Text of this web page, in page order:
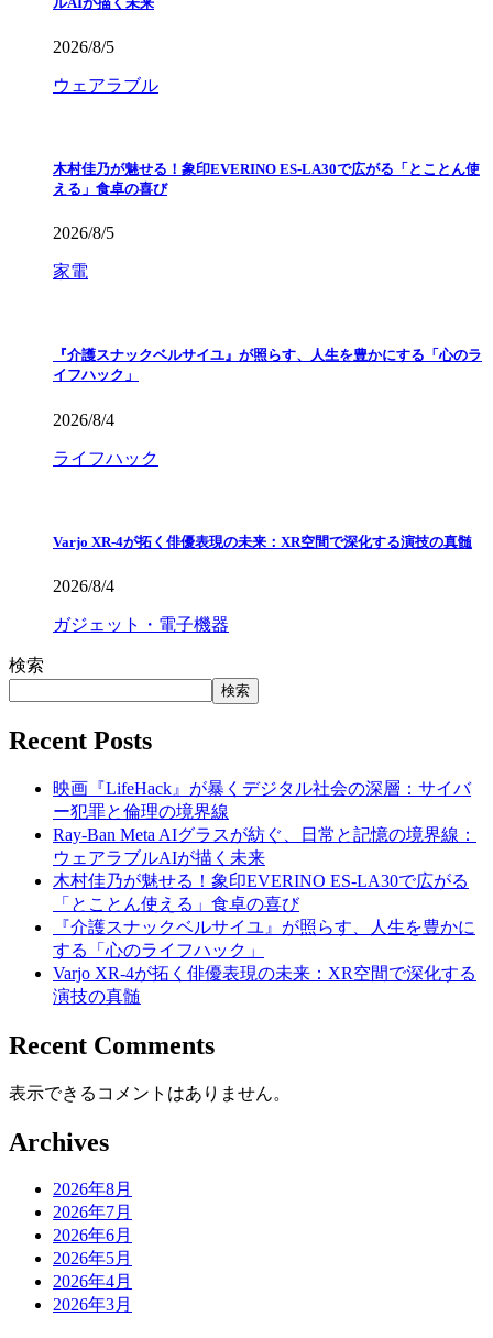
2026/8/5
ウェアラブル
木村佳乃が魅せる！象印EVERINO ES-LA30で広がる「とことん使
える」食卓の喜び
2026/8/5
家電
『介護スナックベルサイユ』が照らす、人生を豊かにする「心のラ
イフハック」
2026/8/4
ライフハック
Varjo XR-4が拓く俳優表現の未来：XR空間で深化する演技の真髄
2026/8/4
ガジェット・電子機器
検索
検索
Recent Posts
映画『LifeHack』が暴くデジタル社会の深層：サイバ
ー犯罪と倫理の境界線
Ray-Ban Meta AIグラスが紡ぐ、日常と記憶の境界線：
ウェアラブルAIが描く未来
木村佳乃が魅せる！象印EVERINO ES-LA30で広がる
「とことん使える」食卓の喜び
『介護スナックベルサイユ』が照らす、人生を豊かに
する「心のライフハック」
Varjo XR-4が拓く俳優表現の未来：XR空間で深化する
演技の真髄
Recent Comments
表示できるコメントはありません。
Archives
2026年8月
2026年7月
2026年6月
2026年5月
2026年4月
2026年3月